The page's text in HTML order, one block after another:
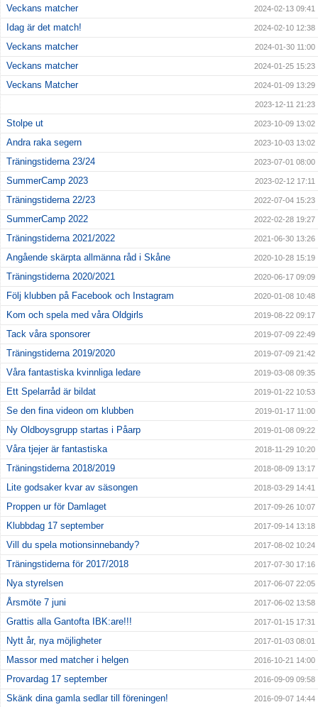
Veckans matcher 2024-02-13 09:41
Idag är det match! 2024-02-10 12:38
Veckans matcher 2024-01-30 11:00
Veckans matcher 2024-01-25 15:23
Veckans Matcher 2024-01-09 13:29
2023-12-11 21:23
Stolpe ut 2023-10-09 13:02
Andra raka segern 2023-10-03 13:02
Träningstiderna 23/24 2023-07-01 08:00
SummerCamp 2023 2023-02-12 17:11
Träningstiderna 22/23 2022-07-04 15:23
SummerCamp 2022 2022-02-28 19:27
Träningstiderna 2021/2022 2021-06-30 13:26
Angående skärpta allmänna råd i Skåne 2020-10-28 15:19
Träningstiderna 2020/2021 2020-06-17 09:09
Följ klubben på Facebook och Instagram 2020-01-08 10:48
Kom och spela med våra Oldgirls 2019-08-22 09:17
Tack våra sponsorer 2019-07-09 22:49
Träningstiderna 2019/2020 2019-07-09 21:42
Våra fantastiska kvinnliga ledare 2019-03-08 09:35
Ett Spelarråd är bildat 2019-01-22 10:53
Se den fina videon om klubben 2019-01-17 11:00
Ny Oldboysgrupp startas i Påarp 2019-01-08 09:22
Våra tjejer är fantastiska 2018-11-29 10:20
Träningstiderna 2018/2019 2018-08-09 13:17
Lite godsaker kvar av säsongen 2018-03-29 14:41
Proppen ur för Damlaget 2017-09-26 10:07
Klubbdag 17 september 2017-09-14 13:18
Vill du spela motionsinnebandy? 2017-08-02 10:24
Träningstiderna för 2017/2018 2017-07-30 17:16
Nya styrelsen 2017-06-07 22:05
Årsmöte 7 juni 2017-06-02 13:58
Grattis alla Gantofta IBK:are!!! 2017-01-15 17:31
Nytt år, nya möjligheter 2017-01-03 08:01
Massor med matcher i helgen 2016-10-21 14:00
Provardag 17 september 2016-09-09 09:58
Skänk dina gamla sedlar till föreningen! 2016-09-07 14:44